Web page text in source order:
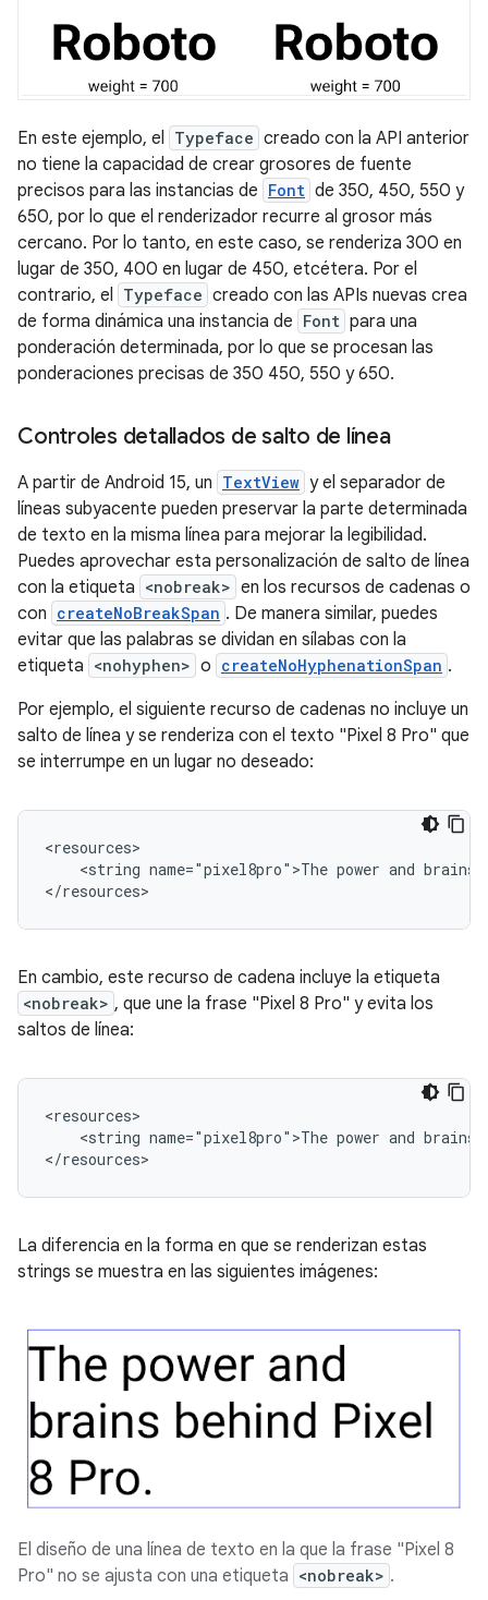
En este ejemplo, el Typeface creado con la API anterior
no tiene la capacidad de crear grosores de fuente
precisos para las instancias de Font de 350, 450, 550 y
650, por lo que el renderizador recurre al grosor más
cercano. Por lo tanto, en este caso, se renderiza 300 en
lugar de 350, 400 en lugar de 450, etcétera. Por el
contrario, el Typeface creado con las APIs nuevas crea
de forma dinámica una instancia de Font para una
ponderación determinada, por lo que se procesan las
ponderaciones precisas de 350 450, 550 y 650.
Controles detallados de salto de línea
A partir de Android 15, un TextView y el separador de
líneas subyacente pueden preservar la parte determinada
de texto en la misma línea para mejorar la legibilidad.
Puedes aprovechar esta personalización de salto de línea
con la etiqueta <nobreak> en los recursos de cadenas o
con createNoBreakSpan . De manera similar, puedes
evitar que las palabras se dividan en sílabas con la
etiqueta <nohyphen> o createNoHyphenationSpan .
Por ejemplo, el siguiente recurso de cadenas no incluye un
salto de línea y se renderiza con el texto "Pixel 8 Pro" que
se interrumpe en un lugar no deseado:
<string name="pixel8pro">The power and brains
En cambio, este recurso de cadena incluye la etiqueta
<nobreak> , que une la frase "Pixel 8 Pro" y evita los
saltos de línea:
<string name="pixel8pro">The power and brains
La diferencia en la forma en que se renderizan estas
strings se muestra en las siguientes imágenes:
El diseño de una línea de texto en la que la frase "Pixel 8
Pro" no se ajusta con una etiqueta <nobreak> .